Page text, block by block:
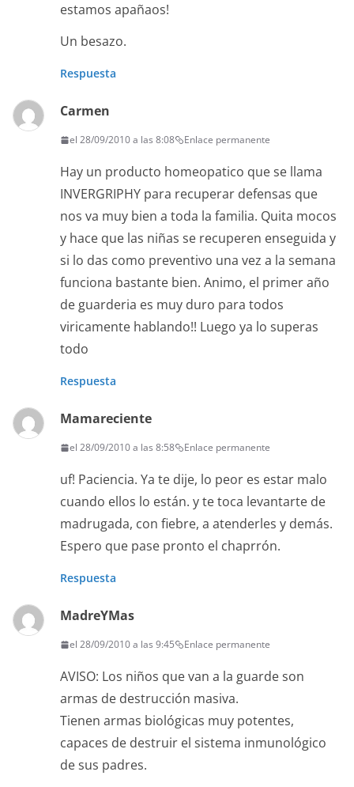
estamos apañaos!
Un besazo.
Respuesta
Carmen
el 28/09/2010 a las 8:08 Enlace permanente
Hay un producto homeopatico que se llama
INVERGRIPHY para recuperar defensas que
nos va muy bien a toda la familia. Quita mocos
y hace que las niñas se recuperen enseguida y
si lo das como preventivo una vez a la semana
funciona bastante bien. Animo, el primer año
de guarderia es muy duro para todos
viricamente hablando!! Luego ya lo superas
todo
Respuesta
Mamareciente
el 28/09/2010 a las 8:58 Enlace permanente
uf! Paciencia. Ya te dije, lo peor es estar malo
cuando ellos lo están. y te toca levantarte de
madrugada, con fiebre, a atenderles y demás.
Espero que pase pronto el chaprrón.
Respuesta
MadreYMas
el 28/09/2010 a las 9:45 Enlace permanente
AVISO: Los niños que van a la guarde son
armas de destrucción masiva.
Tienen armas biológicas muy potentes,
capaces de destruir el sistema inmunológico
de sus padres.